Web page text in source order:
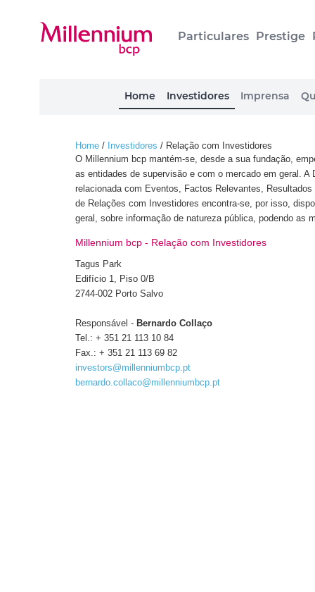
Particulares Prestige
Home Investidores Imprensa
Home / Investidores / Relação com Investidores
O Millennium bcp mantém-se, desde a sua fundação,
as entidades de supervisão e com o mercado em geral.
relacionada com Eventos, Factos Relevantes,
de Relações com Investidores encontra-se, por isso,
geral, sobre informação de natureza pública, podendo
Millennium bcp - Relação com Investidores
Tagus Park
Edifício 1, Piso 0/B
2744-002 Porto Salvo
Responsável - Bernardo Collaço
Tel.: + 351 21 113 10 84
Fax.: + 351 21 113 69 82
investors@millenniumbcp.pt
bernardo.collaco@millenniumbcp.pt